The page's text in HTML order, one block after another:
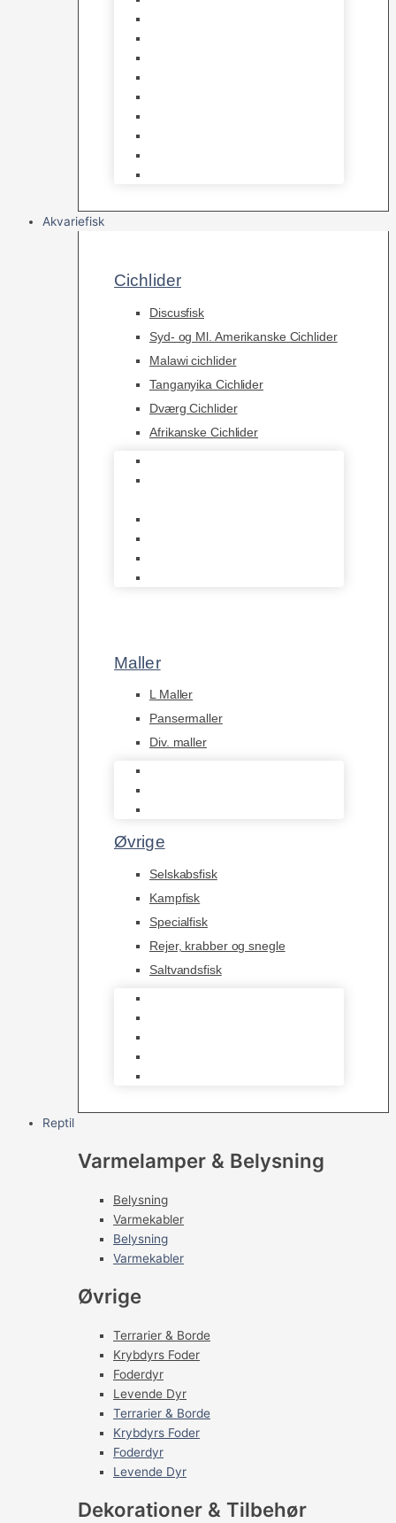
Akvariefisk
Cichlider
Discusfisk
Syd- og Ml. Amerikanske Cichlider
Malawi cichlider
Tanganyika Cichlider
Dværg Cichlider
Afrikanske Cichlider
Maller
L Maller
Pansermaller
Div. maller
Øvrige
Selskabsfisk
Kampfisk
Specialfisk
Rejer, krabber og snegle
Saltvandsfisk
Reptil
Varmelamper & Belysning
Belysning
Varmekabler
Belysning
Varmekabler
Øvrige
Terrarier & Borde
Krybdyrs Foder
Foderdyr
Levende Dyr
Terrarier & Borde
Krybdyrs Foder
Foderdyr
Levende Dyr
Dekorationer & Tilbehør